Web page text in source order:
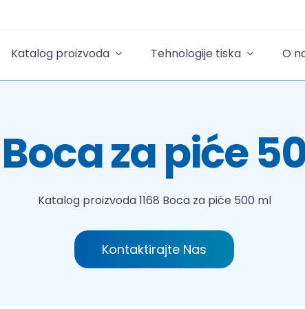
Katalog proizvoda Tehnologije tiska O
Boca za piće
Katalog proizvoda1168 Boca za piće 500 ml
Kontaktirajte Nas